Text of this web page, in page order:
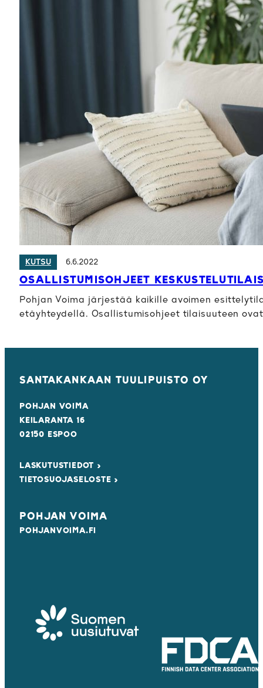
KUTSU 6.6.2022
OSALLISTUMISOHJEET
Pohjan Voima järjestää kaikille avoimen
etäyhteydellä. Osallistumisohjeet tilaisuuteen
SANTAKANKAAN TUULIPUISTO OY
POHJAN VOIMA
KEILARANTA 16
02150 ESPOO
LASKUTUSTIEDOT ›
TIETOSUOJASELOSTE ›
POHJAN VOIMA
POHJANVOIMA.FI